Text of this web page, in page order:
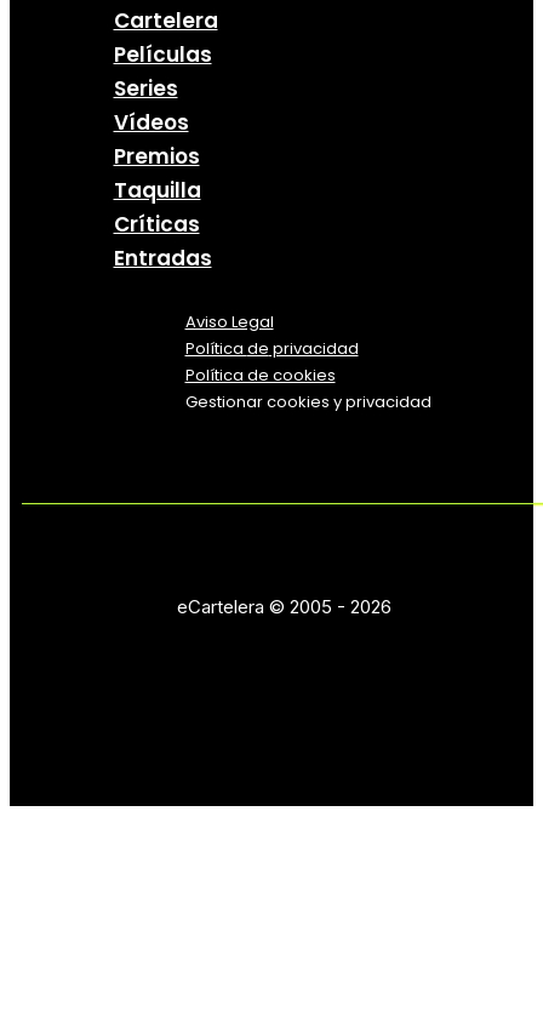
Cartelera
Películas
Series
Vídeos
Premios
Taquilla
Críticas
Entradas
Aviso Legal
Política de privacidad
Política de cookies
Gestionar cookies y privacidad
eCartelera © 2005 - 2026